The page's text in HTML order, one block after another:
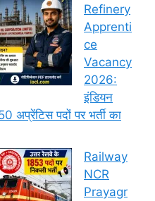
Refinery
Apprenti
ce
Vacancy
2026:
इंडियन
अप्रेंटिस पदों पर भर्ती का
Railway
NCR
Prayagr